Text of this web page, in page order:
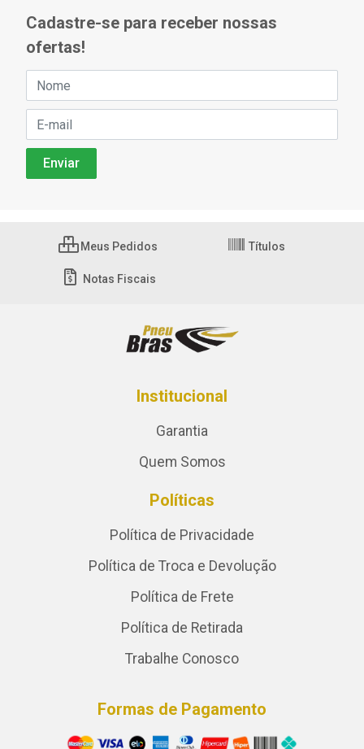
Cadastre-se para receber nossas
ofertas!
Meus Pedidos Títulos
Notas Fiscais
Institucional
Garantia
Quem Somos
Políticas
Política de Privacidade
Política de Troca e Devolução
Política de Frete
Política de Retirada
Trabalhe Conosco
Formas de Pagamento